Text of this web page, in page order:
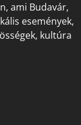
ami Budavár,
események,
kultúra